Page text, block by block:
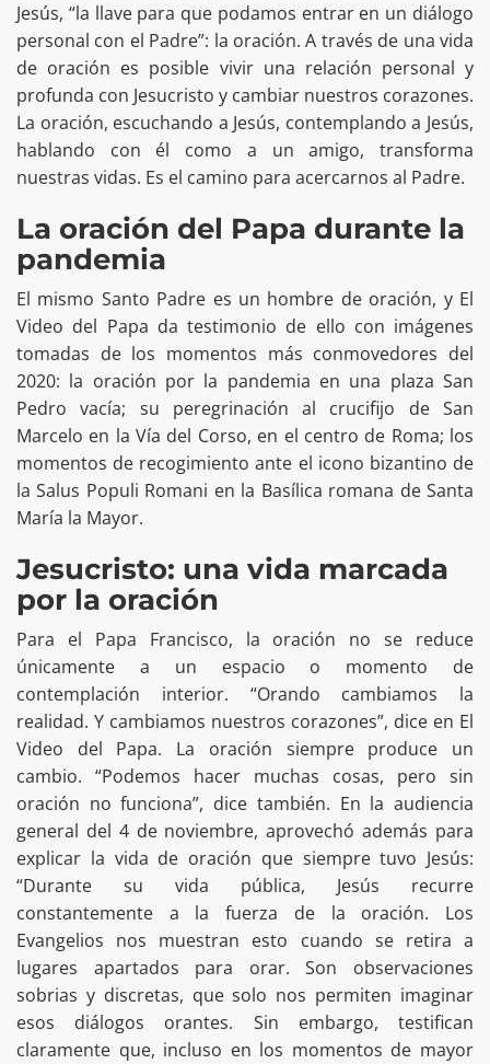
Jesús, “la llave para que podamos entrar en un diálogo
personal con el Padre”: la oración. A través de una vida
de oración es posible vivir una relación personal y
profunda con Jesucristo y cambiar nuestros corazones.
La oración, escuchando a Jesús, contemplando a Jesús,
hablando con él como a un amigo, transforma
nuestras vidas. Es el camino para acercarnos al Padre.
La oración del Papa durante la
pandemia
El mismo Santo Padre es un hombre de oración, y El
Video del Papa da testimonio de ello con imágenes
tomadas de los momentos más conmovedores del
2020: la oración por la pandemia en una plaza San
Pedro vacía; su peregrinación al crucifijo de San
Marcelo en la Vía del Corso, en el centro de Roma; los
momentos de recogimiento ante el icono bizantino de
la Salus Populi Romani en la Basílica romana de Santa
María la Mayor.
Jesucristo: una vida marcada
por la oración
Para el Papa Francisco, la oración no se reduce
únicamente a un espacio o momento de
contemplación interior. “Orando cambiamos la
realidad. Y cambiamos nuestros corazones”, dice en El
Video del Papa. La oración siempre produce un
cambio. “Podemos hacer muchas cosas, pero sin
oración no funciona”, dice también. En la audiencia
general del 4 de noviembre, aprovechó además para
explicar la vida de oración que siempre tuvo Jesús:
“Durante su vida pública, Jesús recurre
constantemente a la fuerza de la oración. Los
Evangelios nos muestran esto cuando se retira a
lugares apartados para orar. Son observaciones
sobrias y discretas, que solo nos permiten imaginar
esos diálogos orantes. Sin embargo, testifican
claramente que, incluso en los momentos de mayor